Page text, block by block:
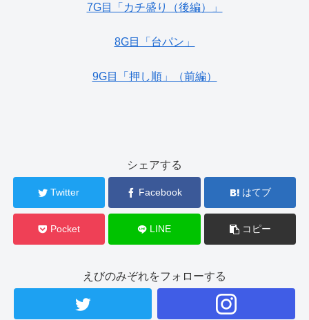
7G目「カチ盛り（後編）」
8G目「台パン」
9G目「押し順」（前編）
シェアする
Twitter Facebook はてブ
Pocket LINE コピー
えびのみぞれをフォローする